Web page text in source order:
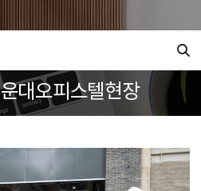
대오피스텔현장